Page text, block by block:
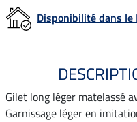
Disponibilité dans le
Gilet long léger matelassé
Garnissage léger en